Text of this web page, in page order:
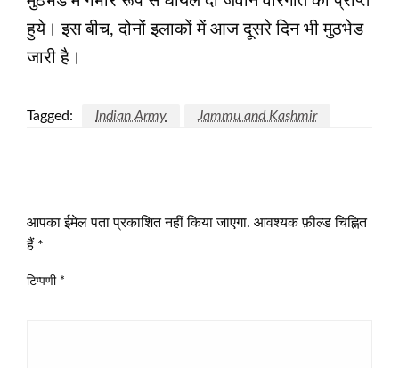
हुये। इस बीच, दोनों इलाकों में आज दूसरे दिन भी मुठभेड
जारी है।
Tagged: Indian Army Jammu and Kashmir
आपका ईमेल पता प्रकाशित नहीं किया जाएगा. आवश्यक फ़ील्ड चिह्नित
हैं *
टिप्पणी *